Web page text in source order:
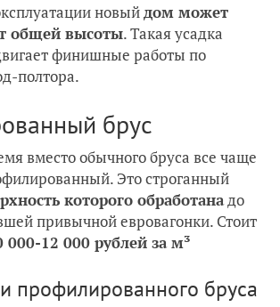
новый дом может
общей высоты. Такая усадка
финишные работы по
полтора.
брус
вместо обычного бруса все чаще
Это строганный
которого обработанадо
привычной евровагонки. Стоит
000-12 000 рублей за м³
профилированного бруса